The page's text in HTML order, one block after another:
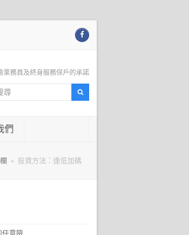
Facebook
業務員及終身服務保戶的承諾
搜
尋
們
» 投資方法：逢低加碼
任意險